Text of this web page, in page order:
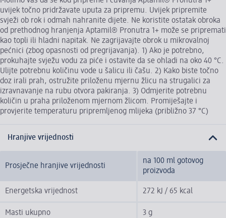
uvijek točno pridržavate uputa za pripremu. Uvijek pripremite
svježi ob rok i odmah nahranite dijete. Ne koristite ostatak obroka
od prethodnog hranjenja Aptamil® Pronutra 1+ može se pripremati
kao topli ili hladni napitak. Ne zagrijavajte obrok u mikrovalnoj
pećnici (zbog opasnosti od pregrijavanja). 1) Ako je potrebno,
prokuhajte svježu vodu za piće i ostavite da se ohladi na oko 40 °C.
Ulijte potrebnu količinu vode u šalicu ili čašu. 2) Kako biste točno
doz irali prah, ostružite priloženu mjernu žlicu na strugalici za
izravnavanje na rubu otvora pakiranja. 3) Odmjerite potrebnu
količin u praha priloženom mjernom žlicom. Promiješajte i
provjerite temperaturu pripremljenog mlijeka (približno 37 °C)
Hranjive vrijednosti
Prosječne hranjive vrijednosti
na 100 ml gotovog
proizvoda
Energetska vrijednost 272 kJ / 65 kcal
Masti ukupno 3 g